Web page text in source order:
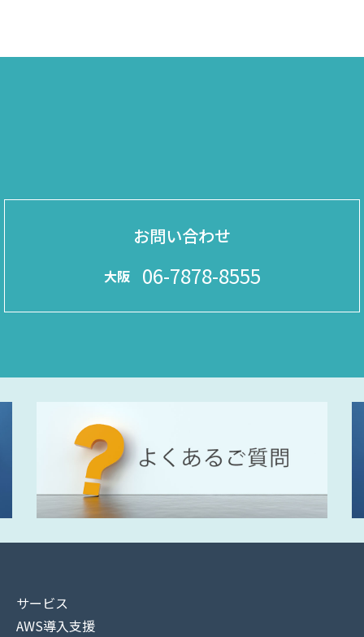
お問い合わせ
大阪 06-7878-8555
サービス
AWS導入支援